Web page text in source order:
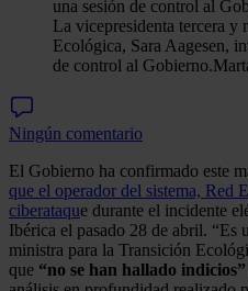
La vicepresidenta tercera y
Ecológica, Sara Aagesen,
de control al Gobierno.
Ningún comentario
El Gobierno ha confirmado este
que el operador del sistema, Red
ciberataque durante el incidente
Ibérica el pasado 28 de abril. “Es
ministra para la Transición
que “no se han hallado